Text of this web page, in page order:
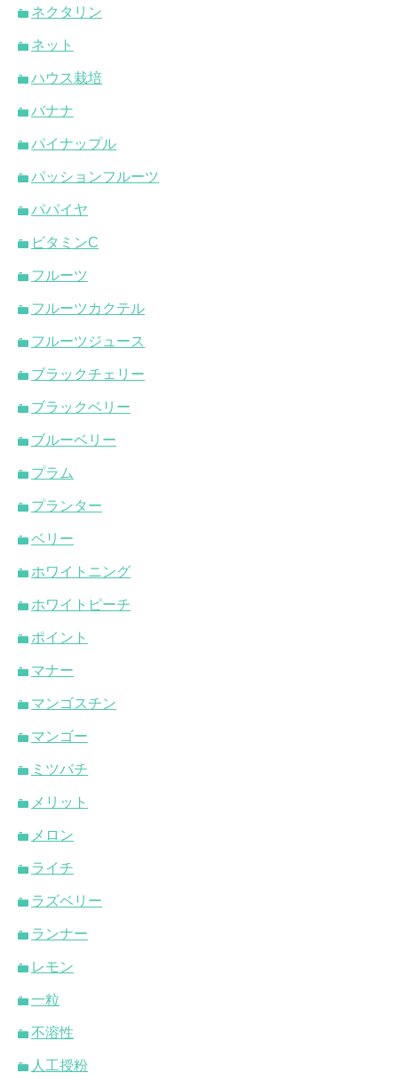
ネクタリン
ネット
ハウス栽培
バナナ
パイナップル
パッションフルーツ
パパイヤ
ビタミンC
フルーツ
フルーツカクテル
フルーツジュース
ブラックチェリー
ブラックベリー
ブルーベリー
プラム
プランター
ベリー
ホワイトニング
ホワイトピーチ
ポイント
マナー
マンゴスチン
マンゴー
ミツバチ
メリット
メロン
ライチ
ラズベリー
ランナー
レモン
一粒
不溶性
人工授粉